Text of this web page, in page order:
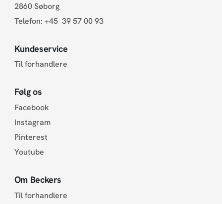
2860 Søborg
Telefon: +45 39 57 00 93
Kundeservice
Til forhandlere
Følg os
Facebook
Instagram
Pinterest
Youtube
Om Beckers
Til forhandlere